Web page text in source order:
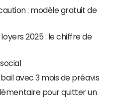
: modèle gratuit de
2025 : le chiffre de
avec 3 mois de préavis
pour quitter un